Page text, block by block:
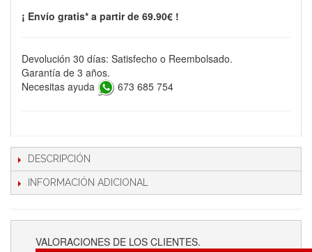
¡ Envío gratis* a partir de 69.90€ !
Devolución 30 días: Satisfecho o Reembolsado.
Garantía de 3 años.
Necesitas ayuda
673 685 754
DESCRIPCIÓN
INFORMACIÓN ADICIONAL
VALORACIONES DE LOS CLIENTES.